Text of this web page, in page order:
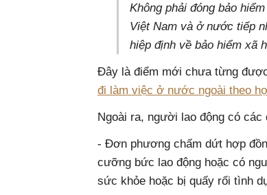
Không phải đóng bảo
Việt Nam và ở nước tiếp
hiệp định về bảo hiểm xã
Đây là điểm mới chưa từng
đi làm việc ở nước ngoài theo
Ngoài ra, người lao động có các
- Đơn phương chấm dứt hợp
cưỡng bức lao động hoặc có
sức khỏe hoặc bị quấy rối tình